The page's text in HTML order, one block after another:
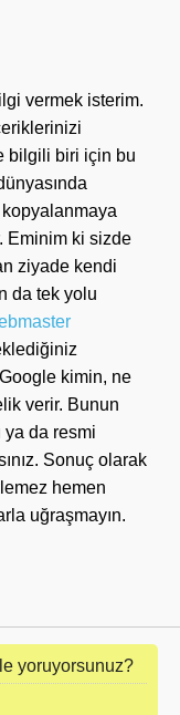
vermek isterim.
bilgili biri için bu
Eminim ki sizde
ziyade kendi
da tek yolu
kimin, ne
verir. Bunun
ya da resmi
Sonuç olarak
hemen
uğraşmayın.
yoruyorsunuz?